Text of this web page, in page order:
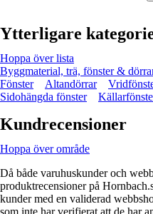
Ytterligare
Hoppa över lista
Byggmaterial, trä, fönster &
Fönster
Altandörrar
Sidohängda fönster
Kundrecensioner
Hoppa över område
Då både varuhuskunder och
produktrecensioner på
kunder med en validerad
som inte har verifierat att de har